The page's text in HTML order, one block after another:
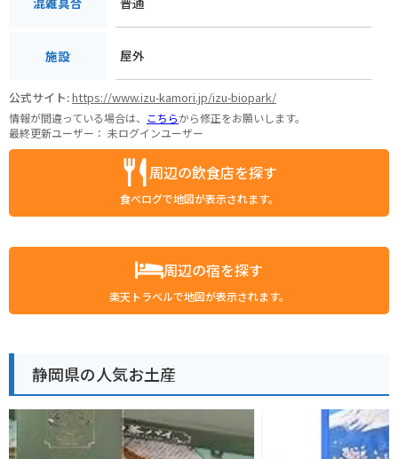
施設 屋外
公式サイト:https://www.izu-kamori.jp/izu-biopark/
情報が間違っている場合は、 こちらから修正をお願いします。
最終更新ユーザー： 未ログインユーザー
周辺の飲食店を探す
食べログで地図が表示されます。
周辺の宿を探す
楽天トラベルで地図が表示されます。
静岡県の人気お土産